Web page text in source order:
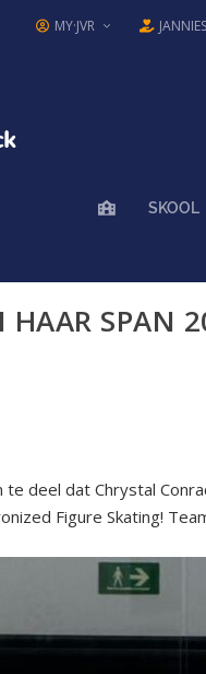
MY·JVR
SKOOL
HAAR SPAN
deel dat Chrystal
Figure Skating!